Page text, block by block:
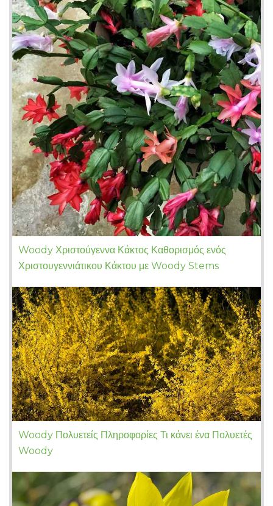
Woody Χριστούγεννα Κάκτος Καθορισμός ενός
Χριστουγεννιάτικου Κάκτου με Woody Stems
Woody Πολυετείς Πληροφορίες Τι κάνει ένα Πολυετές
Woody